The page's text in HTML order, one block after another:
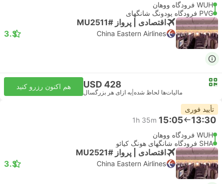
WUH فرودگاه ووهان
PVG فرودگاه پودونگ شانگهای
اقتصادی | پرواز #MU2511
China Eastern Airlines
3.3
USD 428
مالیات‌ها لحاظ شده به ازای هر بزرگسال
هم اکنون رزرو کنید
تأیید فوری
13:30
15:05
1h 35m
WUH فرودگاه ووهان
SHA فرودگاه شانگهای هونگ کیائو
اقتصادی | پرواز #MU2521
China Eastern Airlines
3.3